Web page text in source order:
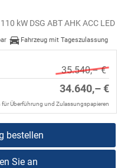
kW DSG ABT AHK ACC LED
Fahrzeug mit Tageszulassung
35.540,– €
34.640,– €
für Überführung und Zulassungspapieren
bestellen
Sie an